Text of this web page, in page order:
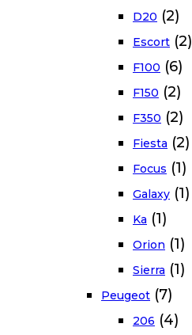
D20 (2)
Escort (2)
F100 (6)
F150 (2)
F350 (2)
Fiesta (2)
Focus (1)
Galaxy (1)
Ka (1)
Orion (1)
Sierra (1)
Peugeot (7)
206 (4)